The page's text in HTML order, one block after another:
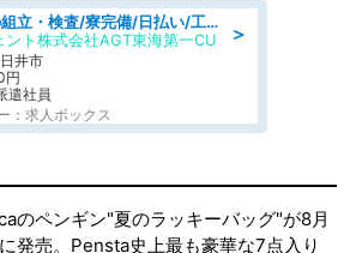
＞
電子部品の組立・検査/寮完備/日払い/工場・製造
ント株式会社AGT東海第一CU
井市
円
遣社員
：求人ボックス
のペンギン"夏のラッキーバッグ"が8月
発売。Pensta史上最も豪華な7点入り